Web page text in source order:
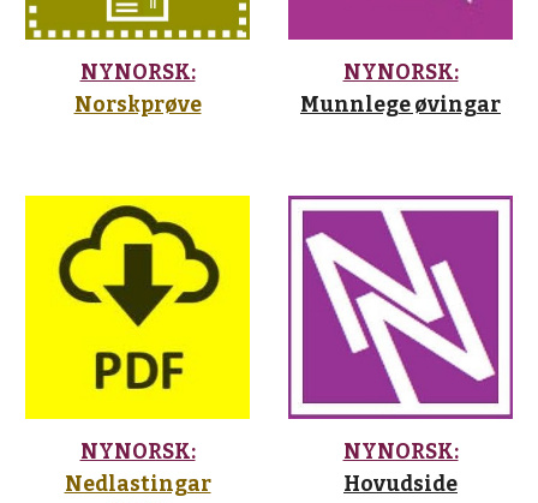
NYNORSK:
Norskprøve
NYNORSK:
Munnlege øvingar
NYNORSK:
Nedlastingar
NYNORSK:
Hovudside